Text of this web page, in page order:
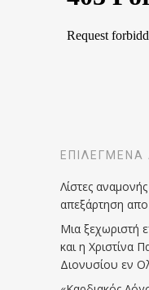
ΕΠΙΛΕΓΜΈΝΑ
Λίστες
απεξάρτηση
Μια ξεχωριστή
και η Χριστίνα
Διονυσίου εν